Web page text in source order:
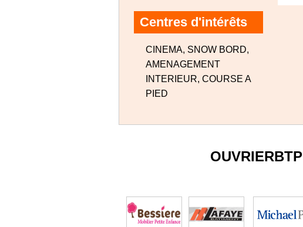
Centres d'intérêts
CINEMA, SNOW BORD,
AMENAGEMENT
INTERIEUR, COURSE A
PIED
OUVRIERBTP